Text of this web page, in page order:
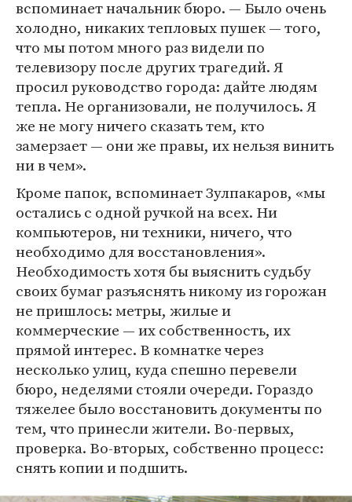
вспоминает начальник бюро. — Было очень
холодно, никаких тепловых пушек — того,
что мы потом много раз видели по
телевизору после других трагедий. Я
просил руководство города: дайте людям
тепла. Не организовали, не получилось. Я
же не могу ничего сказать тем, кто
замерзает — они же правы, их нельзя винить
ни в чем».
Кроме папок, вспоминает Зулпакаров, «мы
остались с одной ручкой на всех. Ни
компьютеров, ни техники, ничего, что
необходимо для восстановления».
Необходимость хотя бы выяснить судьбу
своих бумаг разъяснять никому из горожан
не пришлось: метры, жилые и
коммерческие — их собственность, их
прямой интерес. В комнатке через
несколько улиц, куда спешно перевели
бюро, неделями стояли очереди. Гораздо
тяжелее было восстановить документы по
тем, что принесли жители. Во-первых,
проверка. Во-вторых, собственно процесс:
снять копии и подшить.